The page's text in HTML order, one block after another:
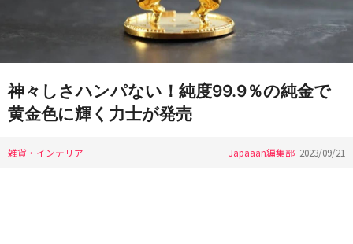
神々しさハンパない！純度99.9％の純金で
黄金色に輝く力士が発売
雑貨・インテリア Japaaan編集部 2023/09/21